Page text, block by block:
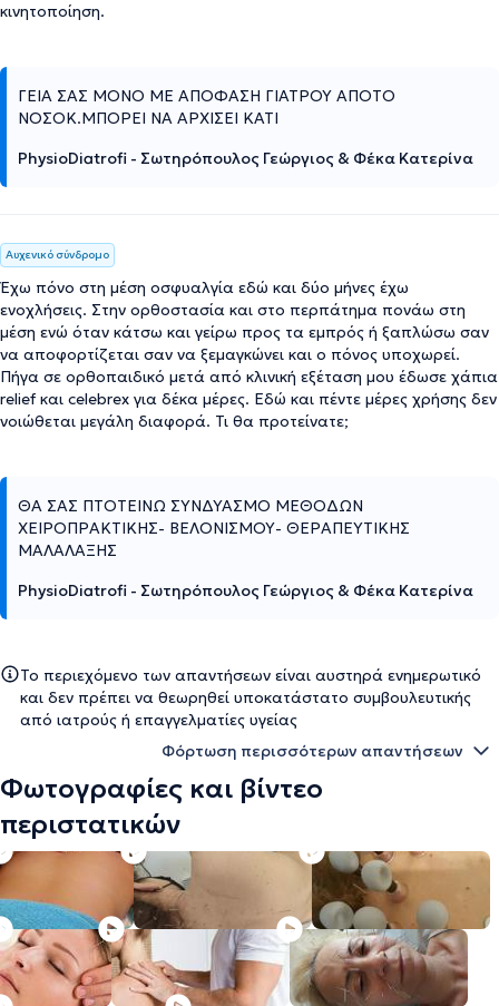
κινητοποίηση.
ΓΕΙΑ ΣΑΣ ΜΟΝΟ ΜΕ ΑΠΟΦΑΣΗ ΓΙΑΤΡΟΥ ΑΠΟΤΟ
ΝΟΣΟΚ.ΜΠΟΡΕΙ ΝΑ ΑΡΧΙΣΕΙ ΚΑΤΙ
PhysioDiatrofi - Σωτηρόπουλος Γεώργιος & Φέκα Κατερίνα
Αυχενικό σύνδρομο
Έχω πόνο στη μέση οσφυαλγία εδώ και δύο μήνες έχω
ενοχλήσεις. Στην ορθοστασία και στο περπάτημα πονάω στη
μέση ενώ όταν κάτσω και γείρω προς τα εμπρός ή ξαπλώσω σαν
να αποφορτίζεται σαν να ξεμαγκώνει και ο πόνος υποχωρεί.
Πήγα σε ορθοπαιδικό μετά από κλινική εξέταση μου έδωσε χάπια
relief και celebrex για δέκα μέρες. Εδώ και πέντε μέρες χρήσης δεν
νοιώθεται μεγάλη διαφορά. Τι θα προτείνατε;
ΘΑ ΣΑΣ ΠΤΟΤΕΙΝΩ ΣΥΝΔΥΑΣΜΟ ΜΕΘΟΔΩΝ
ΧΕΙΡΟΠΡΑΚΤΙΚΗΣ- ΒΕΛΟΝΙΣΜΟΥ- ΘΕΡΑΠΕΥΤΙΚΗΣ
ΜΑΛΑΛΑΞΗΣ
PhysioDiatrofi - Σωτηρόπουλος Γεώργιος & Φέκα Κατερίνα
Το περιεχόμενο των απαντήσεων είναι αυστηρά ενημερωτικό
και δεν πρέπει να θεωρηθεί υποκατάστατο συμβουλευτικής
από ιατρούς ή επαγγελματίες υγείας
Φόρτωση περισσότερων απαντήσεων
Φωτογραφίες και βίντεο
περιστατικών